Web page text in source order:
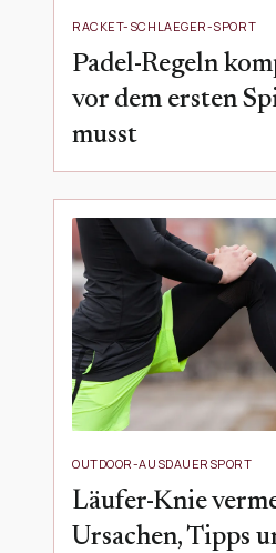
RACKET-SCHLAEGER-SPORT
Padel-Regeln
vor dem ersten
musst
OUTDOOR-AUSDAUERSPORT
Läufer-Knie
Ursachen, Tipps